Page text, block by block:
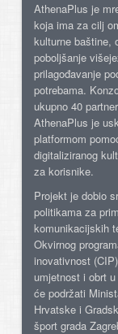
AthenaPlus je
koja ima za cilj
kulturne baštine,
poboljšanje
prilagođavanje
potrebama.
ukupno 40
AthenaPlus je
platformom
digitaliziranog
za korisnike.
Projekt je dobio
politikama za
komunikacijskih
Okvirnog
inovativnost
umjetnost i obrt
će podržati
Hrvatske i
šport grada